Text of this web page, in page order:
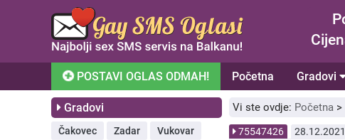
POSTAVI OGLAS ODMAH! Početna Gradovi
Gradovi
Čakovec Zadar
Vukovar
Vi ste ovdje: Početna >
75547426